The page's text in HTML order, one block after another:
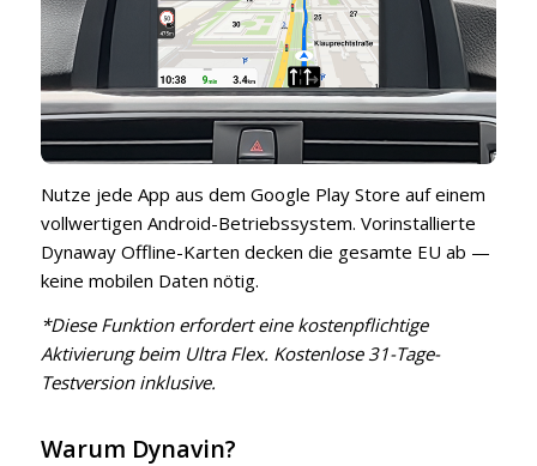
Nutze jede App aus dem Google Play Store auf einem
vollwertigen Android-Betriebssystem. Vorinstallierte
Dynaway Offline-Karten decken die gesamte EU ab —
keine mobilen Daten nötig.
*Diese Funktion erfordert eine kostenpflichtige
Aktivierung beim Ultra Flex. Kostenlose 31-Tage-
Testversion inklusive.
Warum Dynavin?